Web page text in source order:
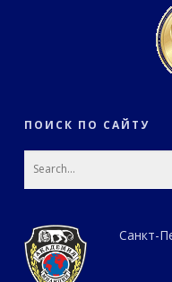
ПОИСК ПО САЙТУ
Санкт-